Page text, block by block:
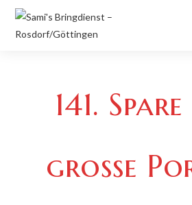
Zum
141.
große